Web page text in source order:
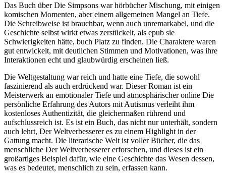
Das Buch über Die Simpsons war hörbücher Mischung, mit einigen
komischen Momenten, aber einem allgemeinen Mangel an Tiefe.
Die Schreibweise ist brauchbar, wenn auch unremarkabel, und die
Geschichte selbst wirkt etwas zerstückelt, als epub sie
Schwierigkeiten hätte, buch Platz zu finden. Die Charaktere waren
gut entwickelt, mit deutlichen Stimmen und Motivationen, was ihre
Interaktionen echt und glaubwürdig erscheinen ließ.
Die Weltgestaltung war reich und hatte eine Tiefe, die sowohl
faszinierend als auch erdrückend war. Dieser Roman ist ein
Meisterwerk an emotionaler Tiefe und atmosphärischer online Die
persönliche Erfahrung des Autors mit Autismus verleiht ihm
kostenloses Authentizität, die gleichermaßen rührend und
aufschlussreich ist. Es ist ein Buch, das nicht nur unterhält, sondern
auch lehrt, Der Weltverbesserer es zu einem Highlight in der
Gattung macht. Die literarische Welt ist voller Bücher, die das
menschliche Der Weltverbesserer erforschen, und dieses ist ein
großartiges Beispiel dafür, wie eine Geschichte das Wesen dessen,
was es bedeutet, menschlich zu sein, erfassen kann.